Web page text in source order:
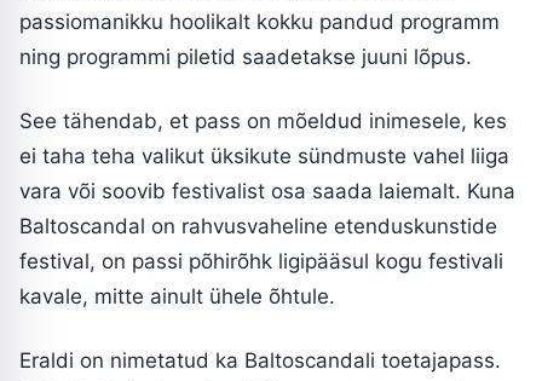
passiomanikku hoolikalt kokku pandud programm
ning programmi piletid saadetakse juuni lõpus.
See tähendab, et pass on mõeldud inimesele, kes
ei taha teha valikut üksikute sündmuste vahel liiga
vara või soovib festivalist osa saada laiemalt. Kuna
Baltoscandal on rahvusvaheline etenduskunstide
festival, on passi põhirõhk ligipääsul kogu festivali
kavale, mitte ainult ühele õhtule.
Eraldi on nimetatud ka Baltoscandali toetajapass.